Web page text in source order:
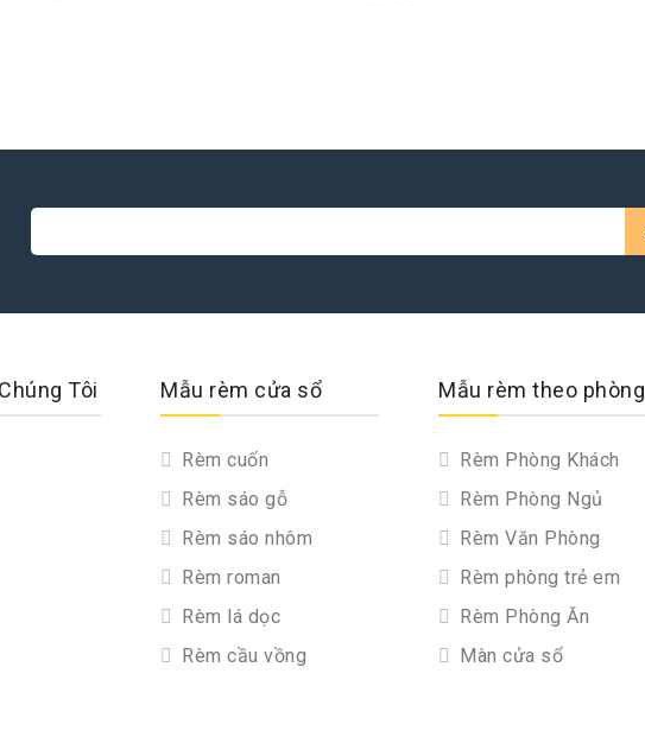
Tôi Mẫu rèm cửa sổ
Rèm cuốn
Rèm sáo gỗ
Rèm sáo nhôm
Rèm roman
Rèm lá dọc
Rèm cầu vồng
Mẫu rèm theo phòng
Rèm Phòng Khách
Rèm Phòng Ngủ
Rèm Văn Phòng
Rèm phòng trẻ em
Rèm Phòng Ăn
Màn cửa sổ